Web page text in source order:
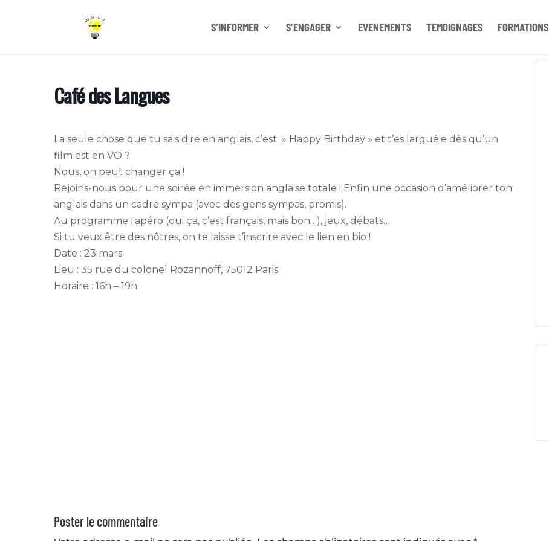
S’INFORMER S’ENGAGER EVENEMENTS TEMOIGNAGES FORMATIONS
Café des Langues
La seule chose que tu sais dire en anglais, c’est » Happy Birthday » et t’es largué.e dès qu’un
film est en VO ?
Nous, on peut changer ça !
Rejoins-nous pour une soirée en immersion anglaise totale ! Enfin une occasion d’améliorer ton
anglais dans un cadre sympa (avec des gens sympas, promis).
Au programme : apéro (oui ça, c’est français, mais bon…), jeux, débats…
Si tu veux être des nôtres, on te laisse t’inscrire avec le lien en bio !
Date : 23 mars
Lieu : 35 rue du colonel Rozannoff, 75012 Paris
Horaire : 16h – 19h
Poster le commentaire